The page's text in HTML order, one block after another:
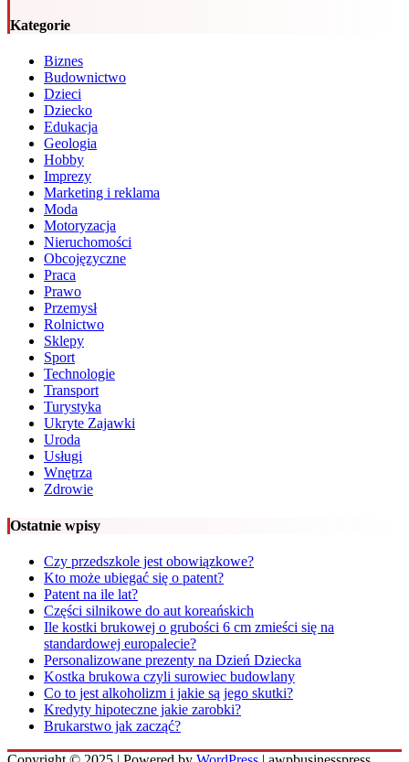
Kategorie
Biznes
Budownictwo
Dzieci
Dziecko
Edukacja
Geologia
Hobby
Imprezy
Marketing i reklama
Moda
Motoryzacja
Nieruchomości
Obcojęzyczne
Praca
Prawo
Przemysł
Rolnictwo
Sklepy
Sport
Technologie
Transport
Turystyka
Ukryte Zajawki
Uroda
Usługi
Wnętrza
Zdrowie
Ostatnie wpisy
Czy przedszkole jest obowiązkowe?
Kto może ubiegać się o patent?
Patent na ile lat?
Części silnikowe do aut koreańskich
Ile kostki brukowej o grubości 6 cm zmieści się na
standardowej europalecie?
Personalizowane prezenty na Dzień Dziecka
Kostka brukowa czyli surowiec budowlany
Co to jest alkoholizm i jakie są jego skutki?
Kredyty hipoteczne jakie zarobki?
Brukarstwo jak zacząć?